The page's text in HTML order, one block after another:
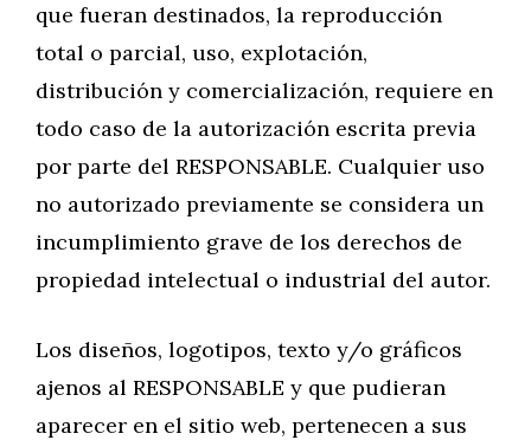
que fueran destinados, la reproducción
total o parcial, uso, explotación,
distribución y comercialización, requiere en
todo caso de la autorización escrita previa
por parte del RESPONSABLE. Cualquier uso
no autorizado previamente se considera un
incumplimiento grave de los derechos de
propiedad intelectual o industrial del autor.
Los diseños, logotipos, texto y/o gráficos
ajenos al RESPONSABLE y que pudieran
aparecer en el sitio web, pertenecen a sus